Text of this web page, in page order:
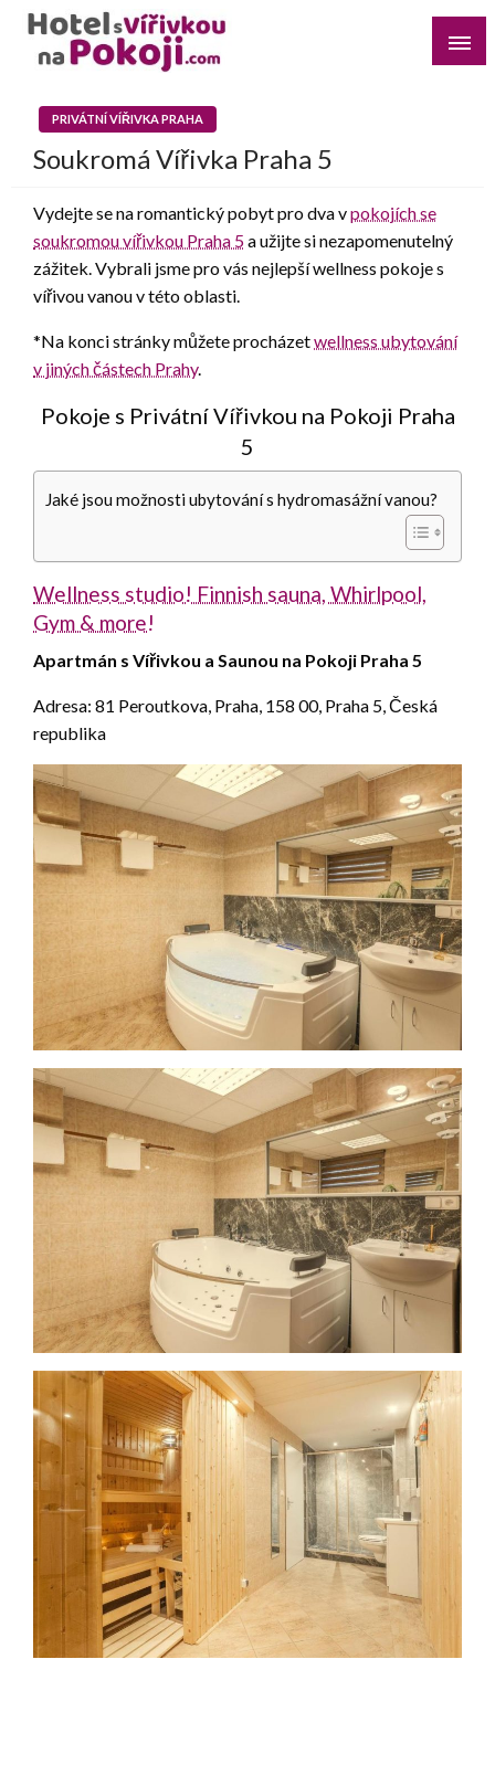
Skip
content
pokoji v destinaci, kterou preferujete
PRIVÁTNÍ VÍŘIVKA PRAHA
Soukromá Vířivka Praha 5
Vydejte se na romantický pobyt pro dva vpokojích se
soukromou vířivkou Praha 5a užijte si nezapomenutelný
zážitek. Vybrali jsme pro vás nejlepší wellness pokoje s
vířivou vanou v této oblasti.
*Na konci stránky můžete procházetwellness ubytování
v jiných částech Prahy.
Pokoje s Privátní Vířivkou na Pokoji Praha
5
Jaké jsou možnosti ubytování s hydromasážní vanou?
Wellness studio! Finnish sauna, Whirlpool,
Gym & more!
Apartmán s Vířivkou a Saunou na Pokoji Praha 5
Adresa: 81 Peroutkova, Praha, 158 00, Praha 5, Česká
republika